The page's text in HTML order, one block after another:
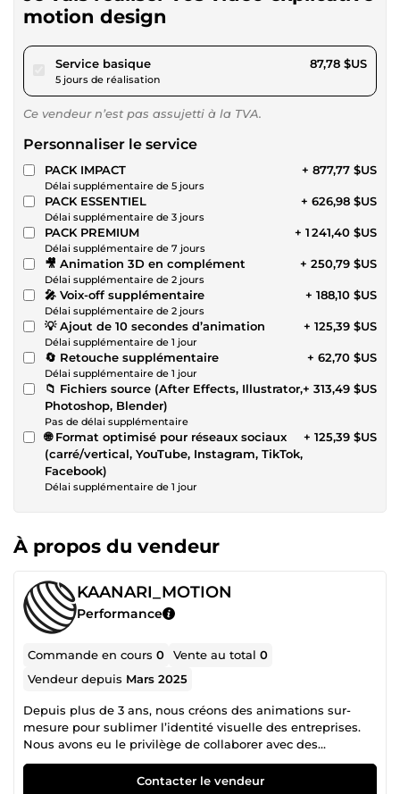
motion design
Service basiquepour 80,90 $US
5 jours de réalisation
87,78 $US
Ce vendeur n’est pas assujetti à la TVA.
Personnaliser le service
PACK IMPACT
Délai supplémentaire de 5 jours
+ 877,77 $US
PACK ESSENTIEL
Délai supplémentaire de 3 jours
+ 626,98 $US
PACK PREMIUM
Délai supplémentaire de 7 jours
+ 1 241,40 $US
🎥 Animation 3D en complément
Délai supplémentaire de 2 jours
+ 250,79 $US
🎤 Voix-off supplémentaire
Délai supplémentaire de 2 jours
+ 188,10 $US
💡 Ajout de 10 secondes d’animation
Délai supplémentaire de 1 jour
+ 125,39 $US
🔄 Retouche supplémentaire
Délai supplémentaire de 1 jour
+ 62,70 $US
📁 Fichiers source (After Effects, Illustrator,
Photoshop, Blender)
Pas de délai supplémentaire
+ 313,49 $US
🌐 Format optimisé pour réseaux sociaux
(carré/vertical, YouTube, Instagram, TikTok,
Facebook)
Délai supplémentaire de 1 jour
+ 125,39 $US
À propos du vendeur
KAANARI_MOTION
Performance
Commande en cours0 Vente au total0
Vendeur depuis Mars 2025
Depuis plus de 3 ans, nous créons des animations sur-
mesure pour sublimer l’identité visuelle des entreprises.
Nous avons eu le privilège de collaborer avec des
références prestigieuses telles que : VINCI Énergies, EDF,
TV5, McCann, CANAL+, LAURENT PERRIER, SHELL Que
Contacter le vendeur